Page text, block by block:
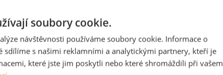
ks Skladem 0 ks
soubory cookie.
návštěvnosti používáme soubory cookie. Informace o
sdílíme s našimi reklamními a analytickými partnery, kteří je
které jste jim poskytli nebo které shromáždili při vašem